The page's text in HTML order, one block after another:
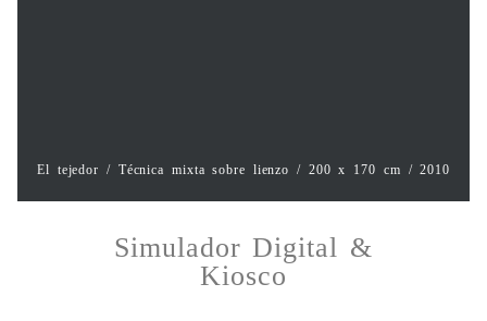
El tejedor / Técnica mixta sobre lienzo / 200 x 170 cm / 2010
Simulador Digital &
Kiosco